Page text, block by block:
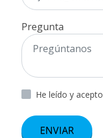
Pregunta
He leído y acepto
ENVIAR